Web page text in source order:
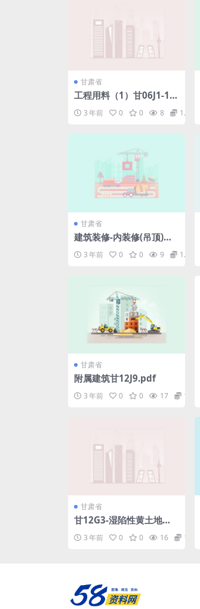
甘肃省
工程用料（1）甘06J1-1..
3 年前 0 0 8 1.98
甘肃省
建筑装修-内装修(吊顶)—
3 年前 0 0 9 1.98
甘肃省
附属建筑甘12J9.pdf
3 年前 0 0 17 1.98
甘肃省
甘12G3-湿陷性黄土地区
3 年前 0 0 16 1.98